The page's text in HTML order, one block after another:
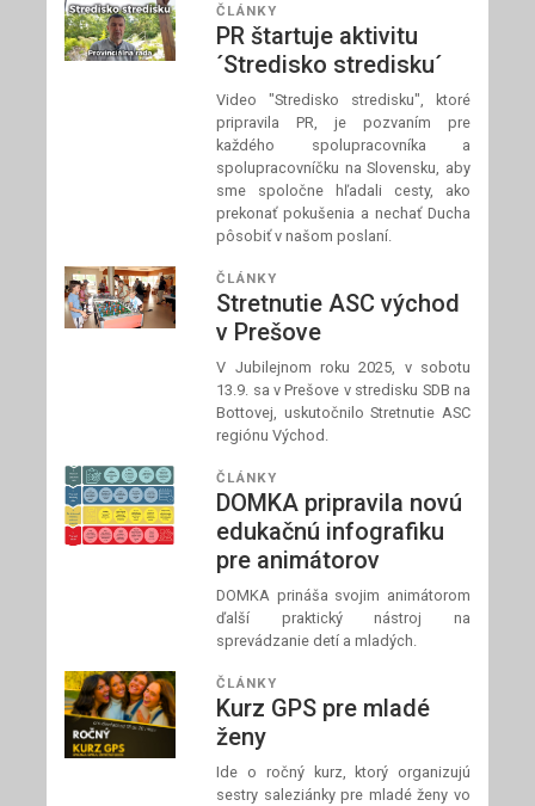
ČLÁNKY
PR štartuje aktivitu
´Stredisko stredisku´
Video "Stredisko stredisku", ktoré
pripravila PR, je pozvaním pre
každého spolupracovníka a
spolupracovníčku na Slovensku, aby
sme spoločne hľadali cesty, ako
prekonať pokušenia a nechať Ducha
pôsobiť v našom poslaní.
ČLÁNKY
Stretnutie ASC východ
v Prešove
V Jubilejnom roku 2025, v sobotu
13.9. sa v Prešove v stredisku SDB na
Bottovej, uskutočnilo Stretnutie ASC
regiónu Východ.
ČLÁNKY
DOMKA pripravila novú
edukačnú infografiku
pre animátorov
DOMKA prináša svojim animátorom
ďalší praktický nástroj na
sprevádzanie detí a mladých.
ČLÁNKY
Kurz GPS pre mladé
ženy
Ide o ročný kurz, ktorý organizujú
sestry saleziánky pre mladé ženy vo